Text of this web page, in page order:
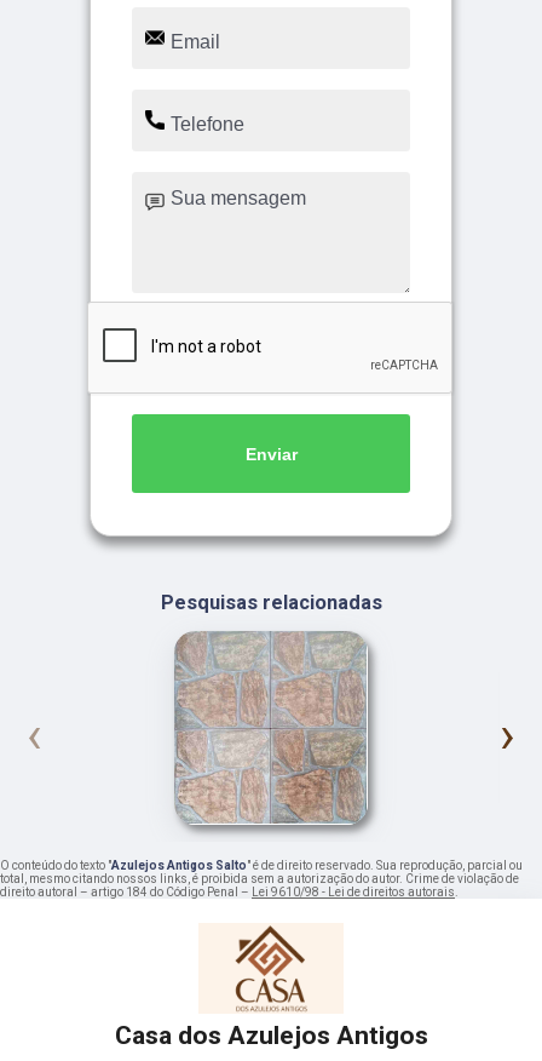
Enviar
Pesquisas relacionadas
‹ ›
O conteúdo do texto "Azulejos Antigos Salto" é de direito reservado. Sua reprodução, parcial ou
total, mesmo citando nossos links, é proibida sem a autorização do autor. Crime de violação de
direito autoral – artigo 184 do Código Penal –
Lei 9610/98 - Lei de direitos autorais
Casa dos Azulejos Antigos